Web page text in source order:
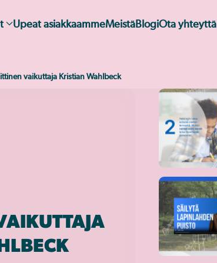
Upeat asiakkaammeMeistäBlogiOta yhteyttä
vaikuttaja Kristian Wahlbeck